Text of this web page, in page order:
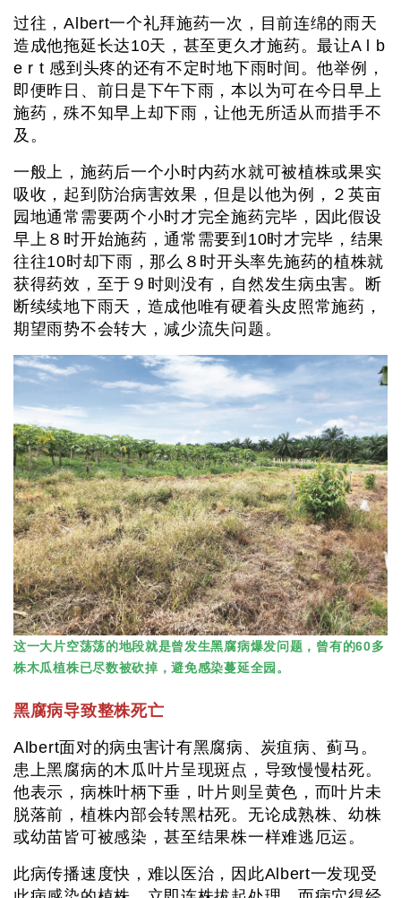
过往，Albert一个礼拜施药一次，目前连绵的雨天
造成他拖延长达10天，甚至更久才施药。最让A l b
e r t 感到头疼的还有不定时地下雨时间。他举例，
即便昨日、前日是下午下雨，本以为可在今日早上
施药，殊不知早上却下雨，让他无所适从而措手不
及。
一般上，施药后一个小时内药水就可被植株或果实
吸收，起到防治病害效果，但是以他为例，２英亩
园地通常需要两个小时才完全施药完毕，因此假设
早上８时开始施药，通常需要到10时才完毕，结果
往往10时却下雨，那么８时开头率先施药的植株就
获得药效，至于９时则没有，自然发生病虫害。断
断续续地下雨天，造成他唯有硬着头皮照常施药，
期望雨势不会转大，减少流失问题。
这一大片空荡荡的地段就是曾发生黑腐病爆发问题，曾有的60多
株木瓜植株已尽数被砍掉，避免感染蔓延全园。
黑腐病导致整株死亡
Albert面对的病虫害计有黑腐病、炭疽病、蓟马。
患上黑腐病的木瓜叶片呈现斑点，导致慢慢枯死。
他表示，病株叶柄下垂，叶片则呈黄色，而叶片未
脱落前，植株内部会转黑枯死。无论成熟株、幼株
或幼苗皆可被感染，甚至结果株一样难逃厄运。
此病传播速度快，难以医治，因此Albert一发现受